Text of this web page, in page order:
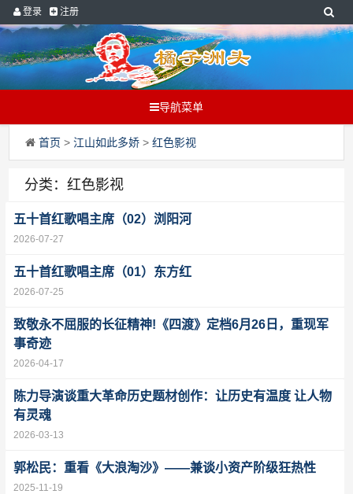
登录 注册
导航菜单
首页 >江山如此多娇 >红色影视
分类：红色影视
五十首红歌唱主席（02）浏阳河
2026-07-27
五十首红歌唱主席（01）东方红
2026-07-25
致敬永不屈服的长征精神!《四渡》定档6月26日，重现军
事奇迹
2026-04-17
陈力导演谈重大革命历史题材创作：让历史有温度 让人物
有灵魂
2026-03-13
郭松民：重看《大浪淘沙》——兼谈小资产阶级狂热性
2025-11-19